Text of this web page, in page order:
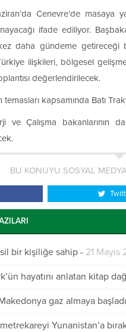
Cenevre’de masaya
ifade ediliyor.
daha gündeme getireceği
ilişkileri, bölgesel
değerlendirilecek.
temasları kapsamında Batı
ve Çalışma
BU KONUYU SOSYAL
bir kişiliğe sahip- 21
hayatını anlatan kitap
gaz almaya başladı
Yunanistan’a